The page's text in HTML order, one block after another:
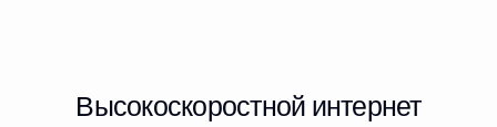
Высокоскоростной интернет